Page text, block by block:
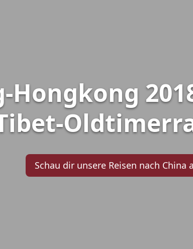
Hongkong
Schau dir unsere Reisen nach China